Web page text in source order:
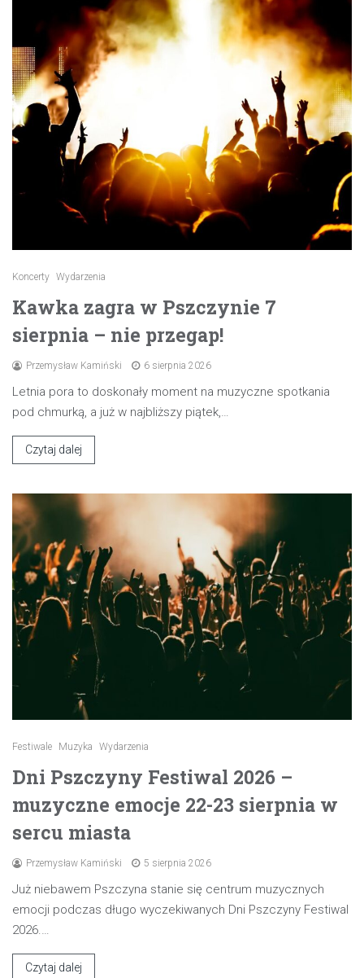
Koncerty Wydarzenia
Kawka zagra w Pszczynie 7
sierpnia – nie przegap!
Przemysław Kamiński 6 sierpnia 2026
Letnia pora to doskonały moment na muzyczne spotkania
pod chmurką, a już w najbliższy piątek,…
Czytaj dalej
Festiwale Muzyka Wydarzenia
Dni Pszczyny Festiwal 2026 –
muzyczne emocje 22-23 sierpnia w
sercu miasta
Przemysław Kamiński 5 sierpnia 2026
Już niebawem Pszczyna stanie się centrum muzycznych
emocji podczas długo wyczekiwanych Dni Pszczyny Festiwal
2026.…
Czytaj dalej